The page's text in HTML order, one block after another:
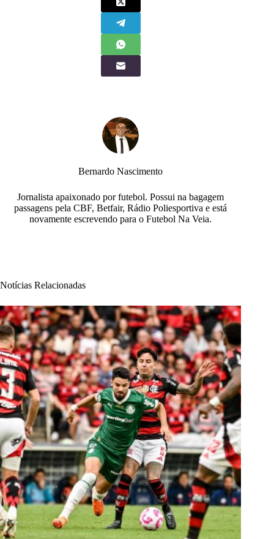
Bernardo Nascimento
Jornalista apaixonado por futebol. Possui na bagagem
passagens pela CBF, Betfair, Rádio Poliesportiva e está
novamente escrevendo para o Futebol Na Veia.
Notícias Relacionadas